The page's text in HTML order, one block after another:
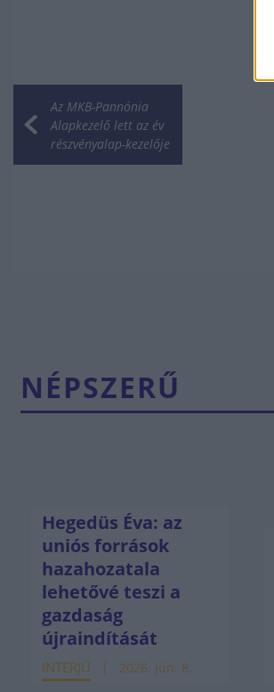
Az MKB-Pannónia
Alapkezelő lett az év
részvényalap-kezelője
NÉPSZERŰ
Hegedüs Éva: az
uniós források
hazahozatala
lehetővé teszi a
gazdaság
újraindítását
INTERJÚ 2026. jún. 8.